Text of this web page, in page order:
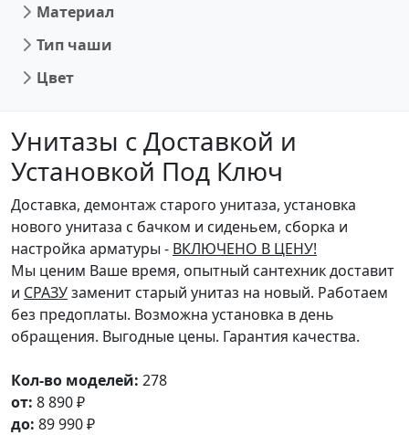
Материал
Тип чаши
Цвет
Унитазы с Доставкой и
Установкой Под Ключ
Доставка, демонтаж старого унитаза, установка
нового унитаза с бачком и сиденьем, сборка и
настройка арматуры - ВКЛЮЧЕНО В ЦЕНУ!
Мы ценим Ваше время, опытный сантехник доставит
и СРАЗУзаменит старый унитаз на новый. Работаем
без предоплаты. Возможна установка в день
обращения. Выгодные цены. Гарантия качества.
Кол-во моделей: 278
от: 8 890₽
до: 89 990₽